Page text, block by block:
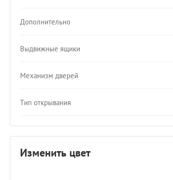
Дополнительно
Выдвижные ящики
Механизм дверей
Тип открывания
Изменить цвет